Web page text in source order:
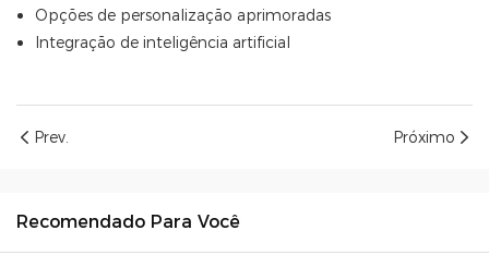
Opções de personalização aprimoradas
Integração de inteligência artificial
Prev. Próximo
Recomendado Para Você